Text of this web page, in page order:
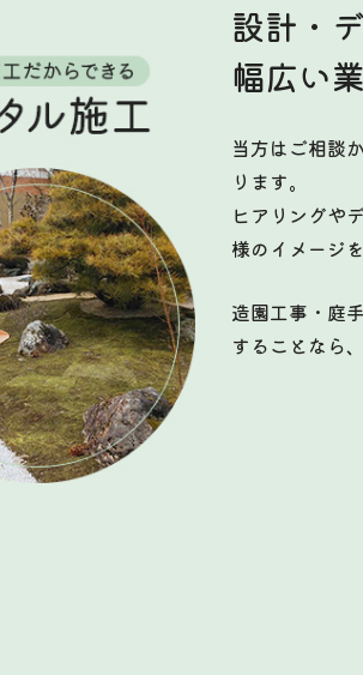
設計・
幅広い
当方はご相談
ります。
ヒアリングや
様のイメージ
造園工事・庭
することなら